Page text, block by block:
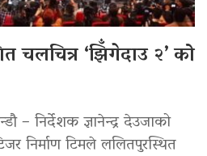
चलचित्र ‘झिँगेदाउ २’ को
– निर्देशक ज्ञानेन्द्र देउजाको
निर्माण टिमले ललितपुरस्थित